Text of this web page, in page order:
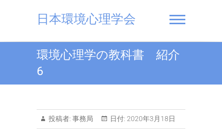
日本環境心理学会
環境心理学の教科書 紹介
6
投稿者: 事務局 日付: 2020年3月18日